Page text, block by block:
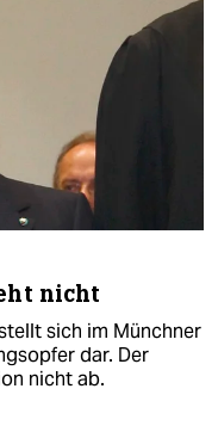
nicht
sich im Münchner
dar. Der
nicht ab.